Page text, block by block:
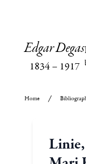
Edgar Degas
1834– 1917
Home